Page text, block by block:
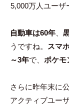
5,000万人ユーザ
自動車は60年
うですね。
スマ
～3年で、 ポケモ
さらに昨年末に
アクティブユー